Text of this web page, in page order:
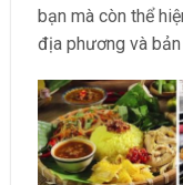
bạn mà còn thể
địa phương và